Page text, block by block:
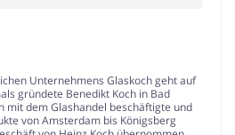
Unternehmens Glaskoch geht auf
gründete Benedikt Koch in Bad
mit dem Glashandel beschäftigte und
von Amsterdam bis Königsberg